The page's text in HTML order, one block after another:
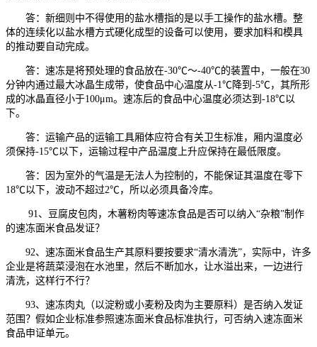
答：新细则中不得使用的盐水槽指的是以手工操作的盐水槽。整
体的连续化以盐水槽方式硬化成型的设备可以使用，要求加料和模具
的推动要自动完成。
答：速冻是将预处理的食品放在-30℃～-40℃的装置中，一般在30
分钟内通过最大冰晶生成带，使食品中心温度从-1℃降到-5℃，其所形
成的冰晶直径小于100μm。速冻后的食品中心温度必须达到-18℃以
下。
答：运输产品的运输工具厢体应符合有关卫生标准，厢内温度必
须保持-15℃以下，运输过程中产品温度上升应保持在最低限度。
答：因为室外的气温是无法人为控制的，不能保证其温度在零下
18℃以下，波动不超过2℃，所以必须具备冷库。
91、豆腐皮包肉，木薯粉肉等速冻食品是否可以纳入“杂粮”制作
的速冻面米食品发证？
92、速冻面米食品生产其原料要按要求“清水清洗”，实际中，许多
企业是将蔬菜浸泡在水池里，然后不断加水，让水溢出来，一边进行
清洗，这样行不行？
93、速冻肉丸（以淀粉或小麦粉及肉为主要原料）是否纳入发证
范围？假如企业标准参照速冻面米食品标准执行，可否纳入速冻面米
食品申证单元。